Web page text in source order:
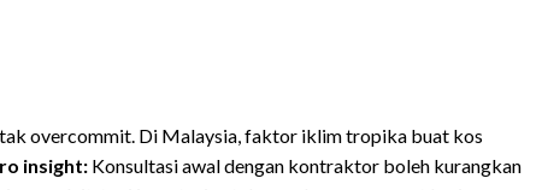
overcommit. Di Malaysia, faktor iklim tropika buat kos
insight: Konsultasi awal dengan kontraktor boleh kurangkan